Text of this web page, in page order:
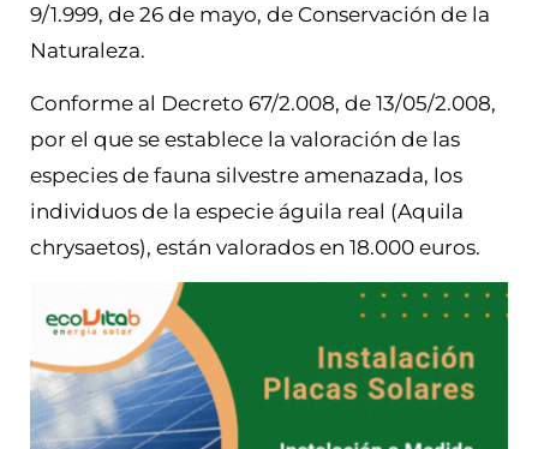
9/1.999, de 26 de mayo, de Conservación de la
Naturaleza.
Conforme al Decreto 67/2.008, de 13/05/2.008,
por el que se establece la valoración de las
especies de fauna silvestre amenazada, los
individuos de la especie águila real (Aquila
chrysaetos), están valorados en 18.000 euros.